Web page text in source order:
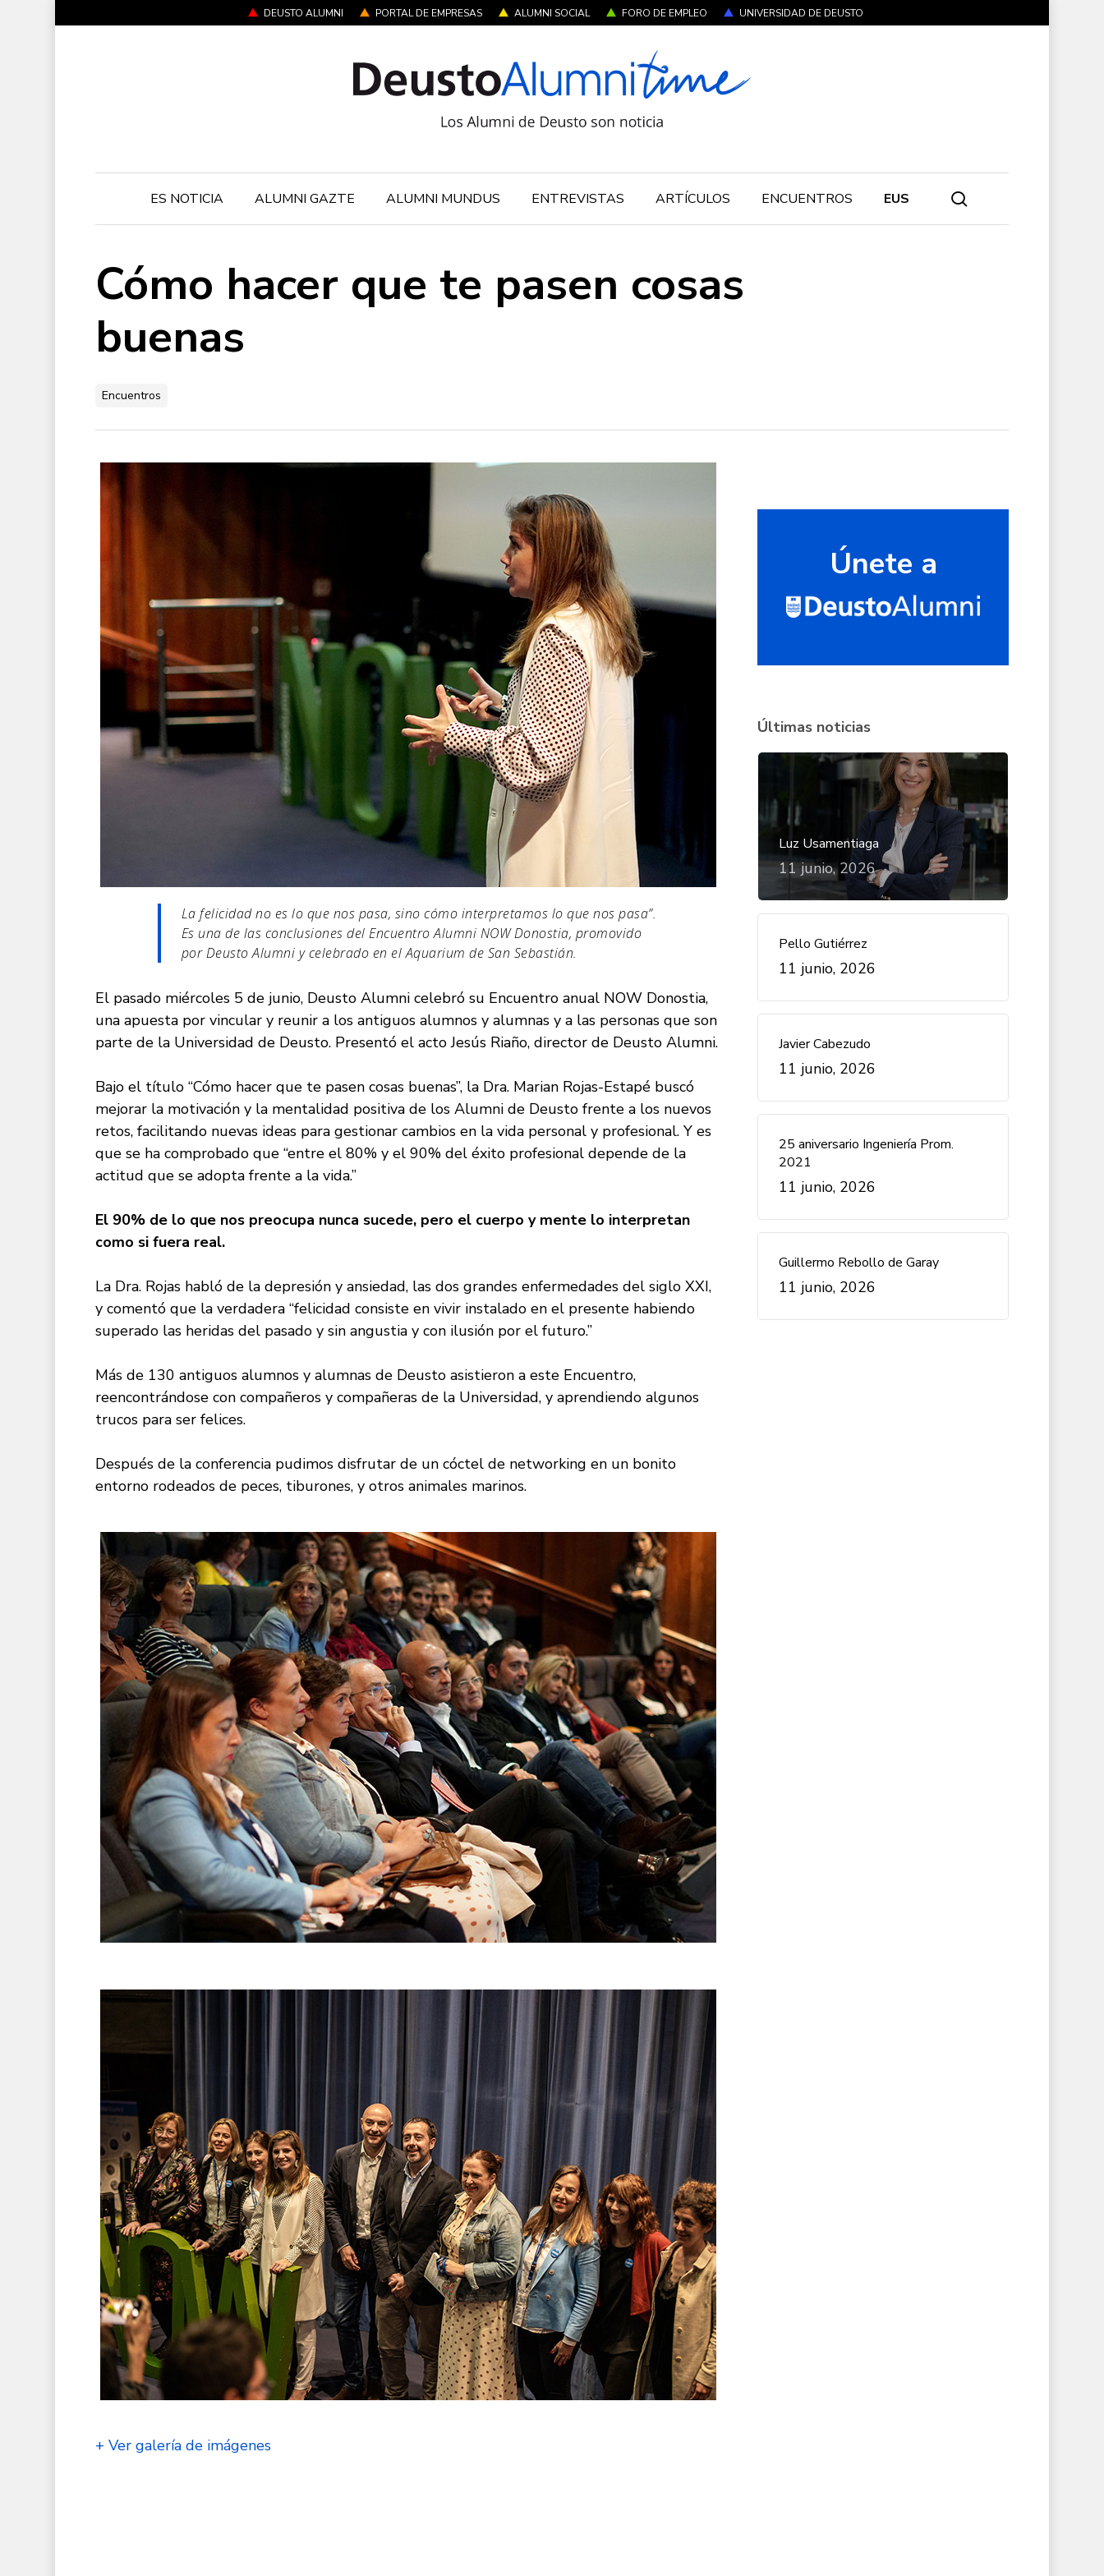
DEUSTO ALUMNI PORTAL DE EMPRESAS ALUMNI SOCIAL FORO DE EMPLEO UNIVERSIDAD DE DEUSTO
ES NOTICIA ALUMNI GAZTE ALUMNI MUNDUS ENTREVISTAS ARTÍCULOS ENCUENTROS EUS
Cómo hacer que te pasen cosas
buenas
Encuentros
La felicidad no es lo que nos pasa, sino cómo interpretamos lo que nos pasa”.
Es una de las conclusiones del Encuentro Alumni NOW Donostia, promovido
por Deusto Alumni y celebrado en el Aquarium de San Sebastián.
El pasado miércoles 5 de junio, Deusto Alumni celebró su Encuentro anual NOW Donostia,
una apuesta por vincular y reunir a los antiguos alumnos y alumnas y a las personas que son
parte de la Universidad de Deusto. Presentó el acto Jesús Riaño, director de Deusto Alumni.
Bajo el título “Cómo hacer que te pasen cosas buenas”, la Dra. Marian Rojas-Estapé buscó
mejorar la motivación y la mentalidad positiva de los Alumni de Deusto frente a los nuevos
retos, facilitando nuevas ideas para gestionar cambios en la vida personal y profesional. Y es
que se ha comprobado que “entre el 80% y el 90% del éxito profesional depende de la
actitud que se adopta frente a la vida.”
El 90% de lo que nos preocupa nunca sucede, pero el cuerpo y mente lo interpretan
como si fuera real.
La Dra. Rojas habló de la depresión y ansiedad, las dos grandes enfermedades del siglo XXI,
y comentó que la verdadera “felicidad consiste en vivir instalado en el presente habiendo
superado las heridas del pasado y sin angustia y con ilusión por el futuro.”
Más de 130 antiguos alumnos y alumnas de Deusto asistieron a este Encuentro,
reencontrándose con compañeros y compañeras de la Universidad, y aprendiendo algunos
trucos para ser felices.
Después de la conferencia pudimos disfrutar de un cóctel de networking en un bonito
entorno rodeados de peces, tiburones, y otros animales marinos.
+ Ver galería de imágenes
Únete a
Últimas noticias
Luz Usamentiaga
11 junio, 2026
Pello Gutiérrez
11 junio, 2026
Javier Cabezudo
11 junio, 2026
25 aniversario Ingeniería Prom.
2021
11 junio, 2026
Guillermo Rebollo de Garay
11 junio, 2026